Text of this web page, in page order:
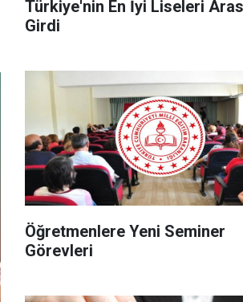
Türkiye'nin En İyi Liseleri
Girdi
Öğretmenlere Yeni Seminer
Görevleri